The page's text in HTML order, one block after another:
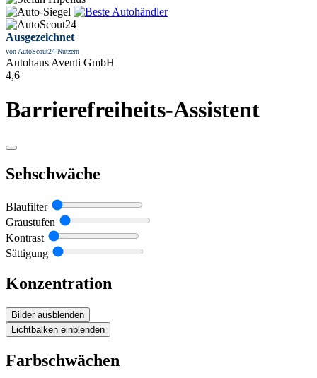
Ausgezeichnet
von AutoScout24-Nutzern
Autohaus Aventi GmbH
4,6
Barrierefreiheits-Assistent
Sehschwäche
Blaufilter
Graustufen
Kontrast
Sättigung
Konzentration
Bilder ausblenden
Lichtbalken einblenden
Farbschwächen